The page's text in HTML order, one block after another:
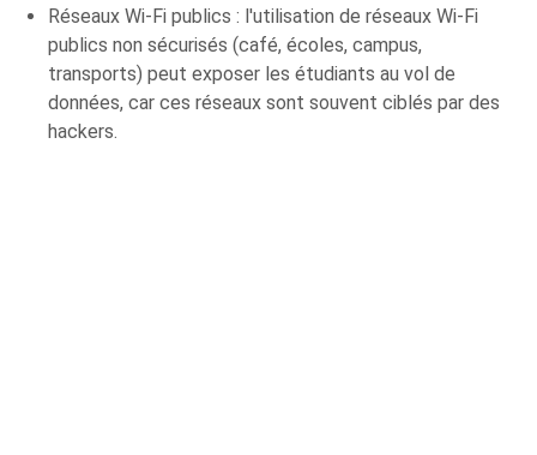
Réseaux Wi-Fi publics : l'utilisation de réseaux Wi-Fi
publics non sécurisés (café, écoles, campus,
transports) peut exposer les étudiants au vol de
données, car ces réseaux sont souvent ciblés par des
hackers.